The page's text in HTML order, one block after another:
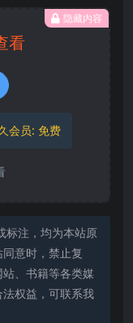
隐藏内容
看
会员: 免费
标注，均为本站原
意时，禁止复
、书籍等各类媒
权益，可联系我